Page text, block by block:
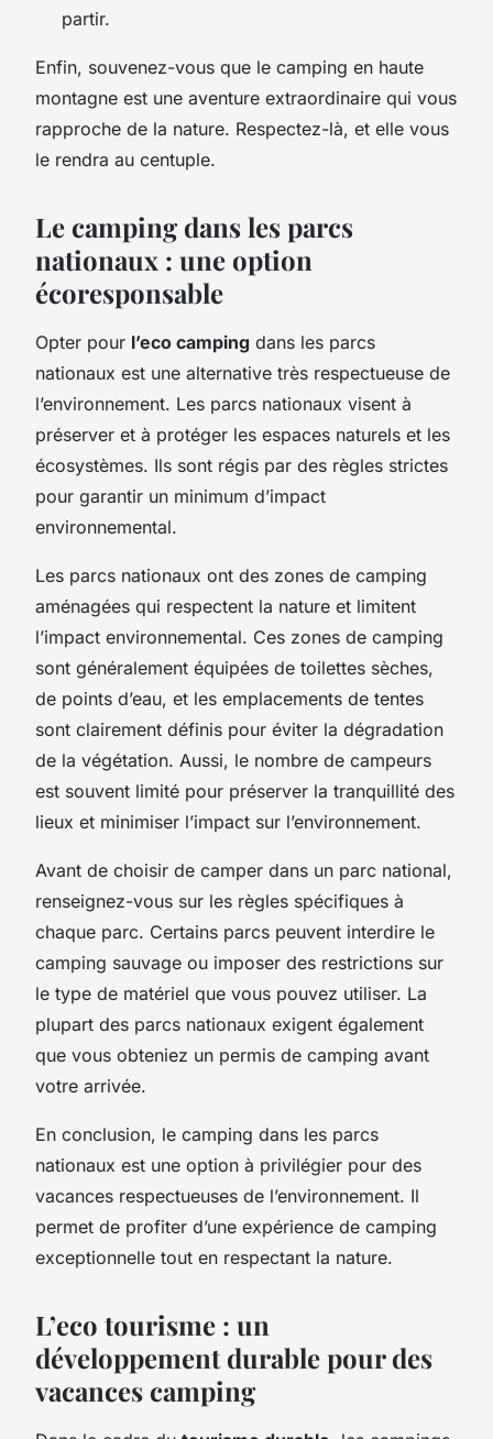
partir.
Enfin, souvenez-vous que le camping en haute
montagne est une aventure extraordinaire qui vous
rapproche de la nature. Respectez-là, et elle vous
le rendra au centuple.
Le camping dans les parcs
nationaux : une option
écoresponsable
Opter pour l’eco camping dans les parcs
nationaux est une alternative très respectueuse de
l’environnement. Les parcs nationaux visent à
préserver et à protéger les espaces naturels et les
écosystèmes. Ils sont régis par des règles strictes
pour garantir un minimum d’impact
environnemental.
Les parcs nationaux ont des zones de camping
aménagées qui respectent la nature et limitent
l’impact environnemental. Ces zones de camping
sont généralement équipées de toilettes sèches,
de points d’eau, et les emplacements de tentes
sont clairement définis pour éviter la dégradation
de la végétation. Aussi, le nombre de campeurs
est souvent limité pour préserver la tranquillité des
lieux et minimiser l’impact sur l’environnement.
Avant de choisir de camper dans un parc national,
renseignez-vous sur les règles spécifiques à
chaque parc. Certains parcs peuvent interdire le
camping sauvage ou imposer des restrictions sur
le type de matériel que vous pouvez utiliser. La
plupart des parcs nationaux exigent également
que vous obteniez un permis de camping avant
votre arrivée.
En conclusion, le camping dans les parcs
nationaux est une option à privilégier pour des
vacances respectueuses de l’environnement. Il
permet de profiter d’une expérience de camping
exceptionnelle tout en respectant la nature.
L’eco tourisme : un
développement durable pour des
vacances camping